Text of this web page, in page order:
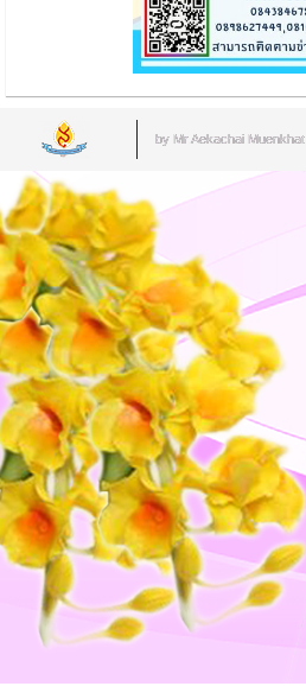
by Mr.Aekachai Muenkhat